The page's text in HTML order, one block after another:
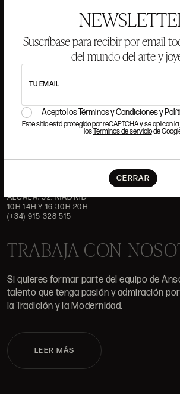
Suscríbase para recibir por email
del mundo del arte y
TU EMAIL
Acepto losTérminos y Condicionesy
Este sitio está protegido por reCAPTCHA y se aplican la
losTérminos de serviciode
CERRAR
JOYERÍA
GALERÍA
PREGUNTAS FRECUENTES
DÓNDE ESTAMOS
ALCALÁ, 52. MADRID
10H-14H Y 16:30H-20H
(+34) 915 328 515
TRABAJA CON
Si quieres formar parte del equipo de
talento que tenga pasión y admiración
la Tradición y la Modernidad.
LEER MÁS